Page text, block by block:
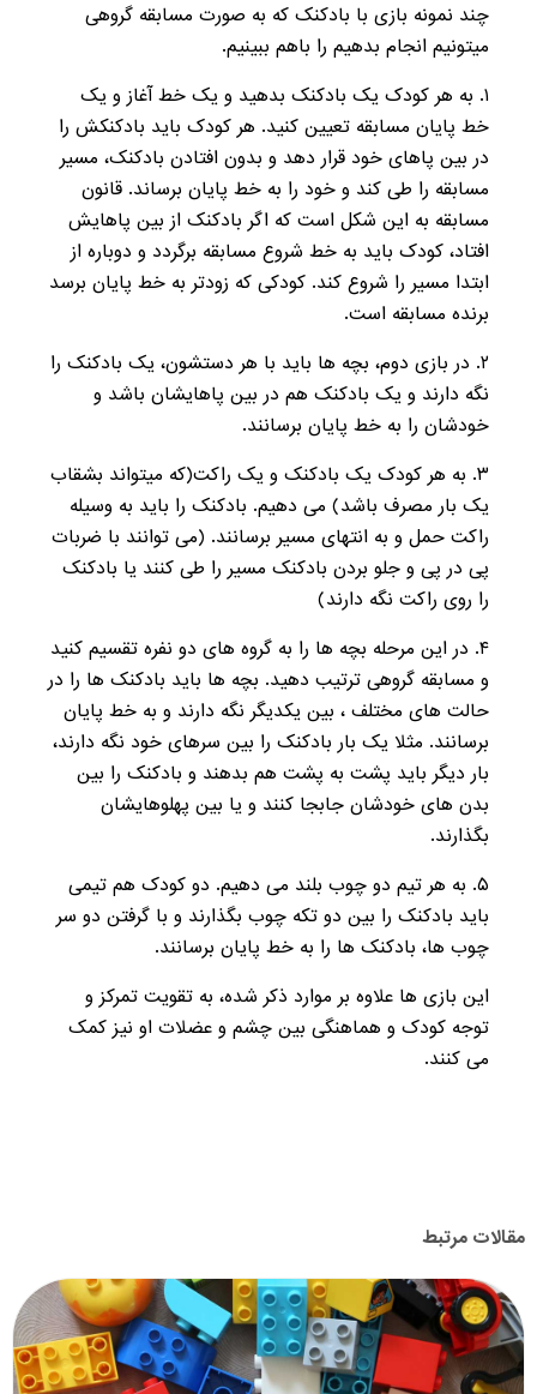
چند نمونه بازی با بادکنک که به صورت مسابقه گروهی
میتونیم انجام بدهیم را باهم ببینیم.
۱. به هر کودک یک بادکنک بدهید و یک خط آغاز و یک
خط پایان مسابقه تعیین کنید. هر کودک باید بادکنکش را
در بین پاهای خود قرار دهد و بدون افتادن بادکنک، مسیر
مسابقه را طی کند و خود را به خط پایان برساند. قانون
مسابقه به این شکل است که اگر بادکنک از بین پاهایش
افتاد، کودک باید به خط شروع مسابقه برگردد و دوباره از
ابتدا مسیر را شروع کند. کودکی که زودتر به خط پایان برسد
برنده مسابقه است.
۲. در بازی دوم، بچه ها باید با هر دستشون، یک بادکنک را
نگه دارند و یک بادکنک هم در بین پاهایشان باشد و
خودشان را به خط پایان برسانند.
۳. به هر کودک یک بادکنک و یک راکت(که میتواند بشقاب
یک بار مصرف باشد) می دهیم. بادکنک را باید به وسیله
راکت حمل و به انتهای مسیر برسانند. (می توانند با ضربات
پی در پی و جلو بردن بادکنک مسیر را طی کنند یا بادکنک
را روی راکت نگه دارند)
۴. در این مرحله بچه ها را به گروه های دو نفره تقسیم کنید
و مسابقه گروهی ترتیب دهید. بچه ها باید بادکنک ها را در
حالت های مختلف ، بین یکدیگر نگه دارند و به خط پایان
برسانند. مثلا یک بار بادکنک را بین سرهای خود نگه دارند،
بار دیگر باید پشت به پشت هم بدهند و بادکنک را بین
بدن های خودشان جابجا کنند و یا بین پهلوهایشان
بگذارند.
۵. به هر تیم دو چوب بلند می دهیم. دو کودک هم تیمی
باید بادکنک را بین دو تکه چوب بگذارند و با گرفتن دو سر
چوب ها، بادکنک ها را به خط پایان برسانند.
این بازی ها علاوه بر موارد ذکر شده، به تقویت تمرکز و
توجه کودک و هماهنگی بین چشم و عضلات او نیز کمک
می کنند.
مقالات مرتبط